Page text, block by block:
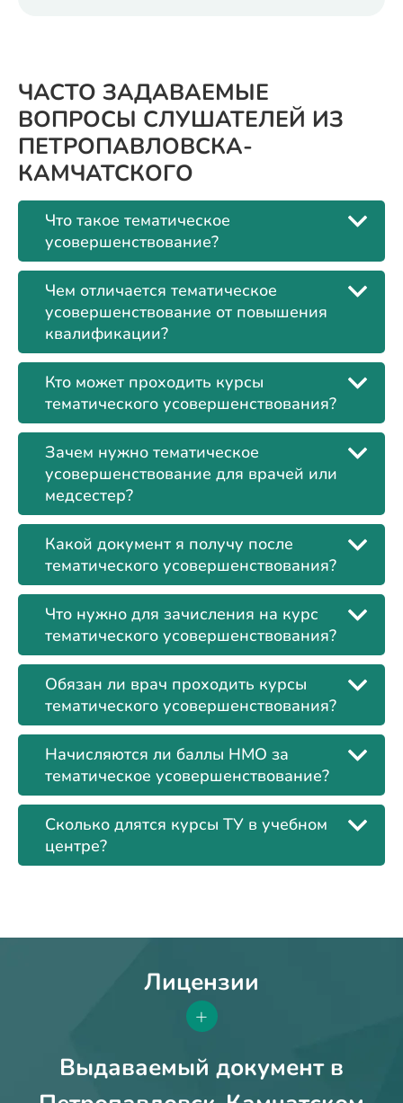
ЧАСТО ЗАДАВАЕМЫЕ
ВОПРОСЫ СЛУШАТЕЛЕЙ ИЗ
ПЕТРОПАВЛОВСКА-
КАМЧАТСКОГО
Что такое тематическое
усовершенствование?
Чем отличается тематическое
усовершенствование от повышения
квалификации?
Кто может проходить курсы
тематического усовершенствования?
Зачем нужно тематическое
усовершенствование для врачей или
медсестер?
Какой документ я получу после
тематического усовершенствования?
Что нужно для зачисления на курс
тематического усовершенствования?
Обязан ли врач проходить курсы
тематического усовершенствования?
Начисляются ли баллы НМО за
тематическое усовершенствование?
Сколько длятся курсы ТУ в учебном
центре?
Лицензии
+
Выдаваемый документ в